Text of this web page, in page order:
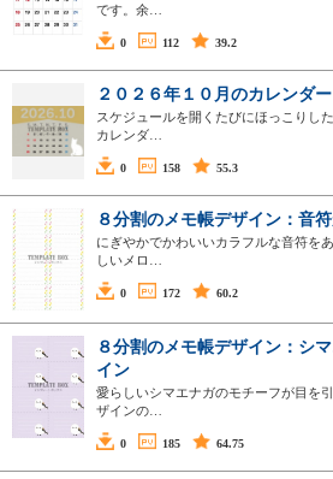
です。余…
0 112 39.2
２０２６年１０月のカレンダ
スケジュールを開くたびにほっこりし
カレンダ…
0 158 55.3
８分割のメモ帳デザイン：音
にぎやかでかわいいカラフルな音符を
しいメロ…
0 172 60.2
８分割のメモ帳デザイン：シ
イン
愛らしいシマエナガのモチーフが目を
ザインの…
0 185 64.75